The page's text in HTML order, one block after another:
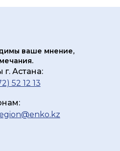
ваше мнение,
г. Астана:
52 12 13